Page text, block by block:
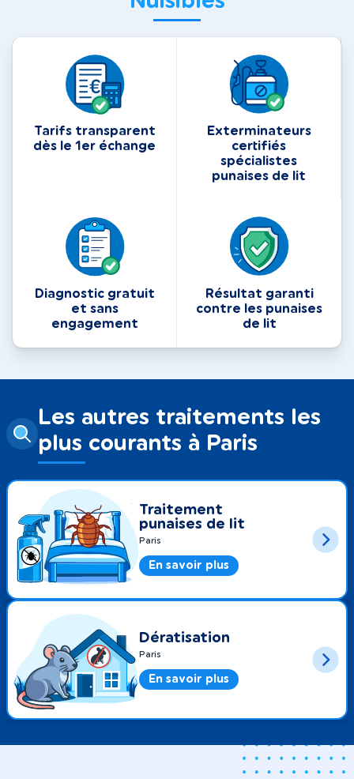
Tarifs transparent
dès le 1er échange
Exterminateurs
certifiés
spécialistes
punaises de lit
Diagnostic gratuit
et sans
engagement
Résultat garanti
contre les punaises
de lit
Les autres traitements les
plus courants à Paris
Traitement
punaises de lit
Paris
En savoir plus
Dératisation
Paris
En savoir plus